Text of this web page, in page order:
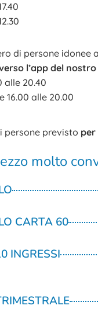
di persone idonee
l’app del
alle 20.40
16.00 alle 20.00
persone previsto per
molto
CARTA 60
INGRESSI